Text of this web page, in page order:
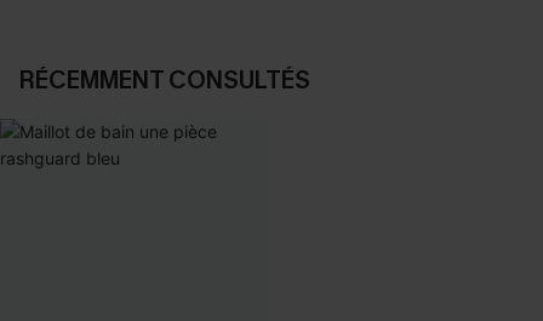
RÉCEMMENT CONSULTÉS